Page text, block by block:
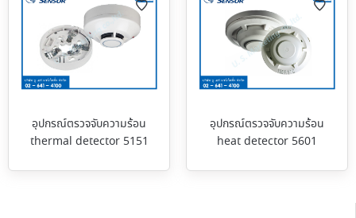
อุปกรณ์ตรวจจับความร้อน
thermal detector 5151
อุปกรณ์ตรวจจับความร้อน
heat detector 5601